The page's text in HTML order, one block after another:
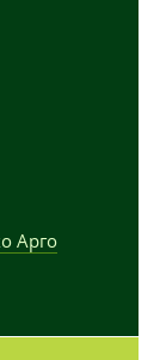
Арго